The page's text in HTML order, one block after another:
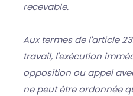
recevable.
Aux termes de l'article
travail, l'exécution
opposition ou appel
ne peut être ordonnée